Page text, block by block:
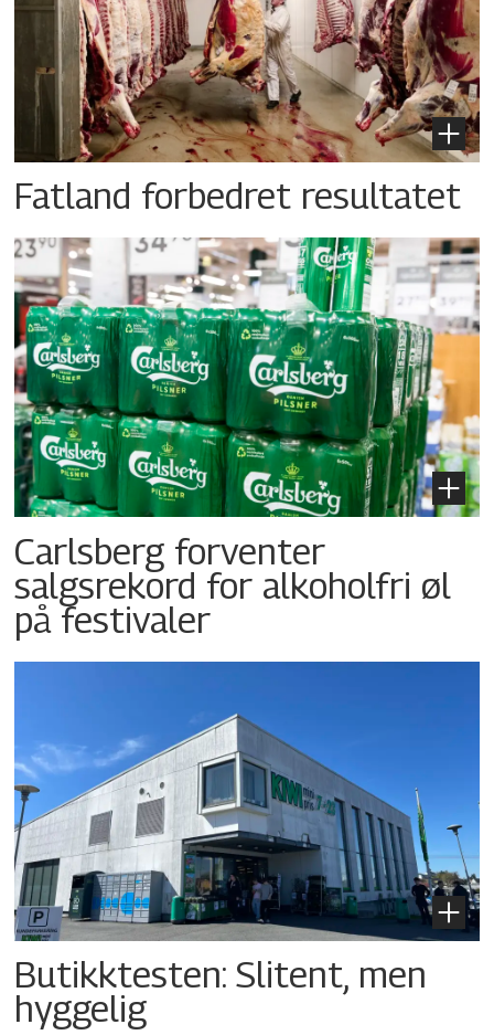
Fatland forbedret resultatet
Carlsberg forventer
salgsrekord for alkoholfri øl
på festivaler
Butikktesten: Slitent, men
hyggelig